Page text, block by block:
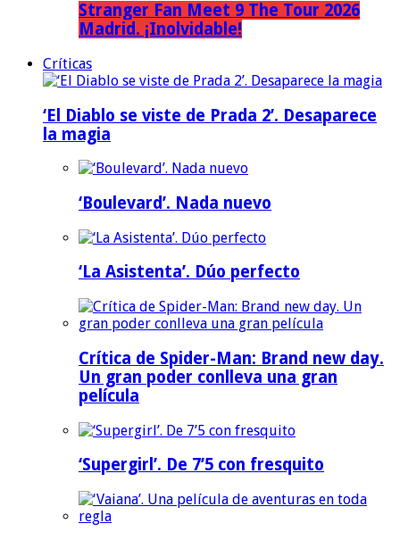
Stranger Fan Meet 9 The Tour 2026
Madrid. ¡Inolvidable!
Críticas
‘El Diablo se viste de Prada 2’. Desaparece
la magia
‘Boulevard’. Nada nuevo
‘La Asistenta’. Dúo perfecto
Crítica de Spider-Man: Brand new day.
Un gran poder conlleva una gran
película
‘Supergirl’. De 7’5 con fresquito